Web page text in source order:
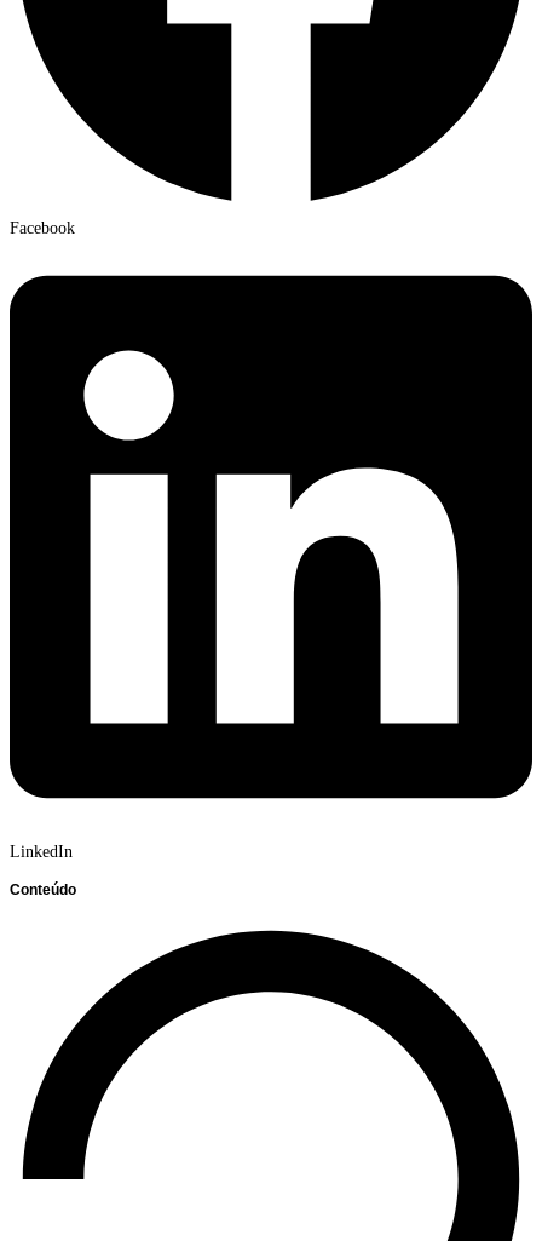
Facebook
LinkedIn
Conteúdo